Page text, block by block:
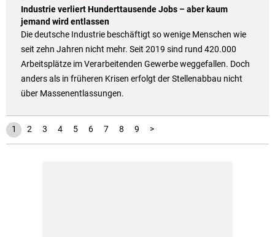
Industrie verliert Hunderttausende Jobs – aber kaum
jemand wird entlassen
Die deutsche Industrie beschäftigt so wenige Menschen wie
seit zehn Jahren nicht mehr. Seit 2019 sind rund 420.000
Arbeitsplätze im Verarbeitenden Gewerbe weggefallen. Doch
anders als in früheren Krisen erfolgt der Stellenabbau nicht
über Massenentlassungen.
1 2 3 4 5 6 7 8 9 >